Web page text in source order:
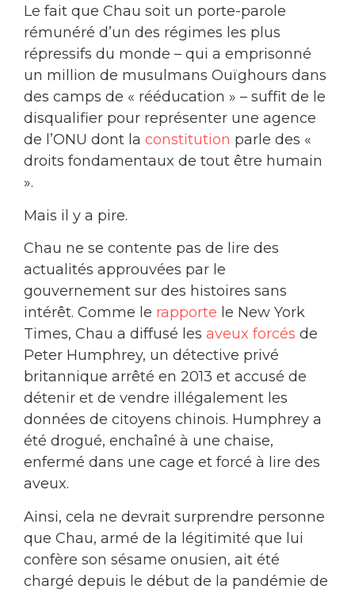
Le fait que Chau soit un porte-parole
rémunéré d’un des régimes les plus
répressifs du monde – qui a emprisonné
un million de musulmans Ouïghours dans
des camps de « rééducation » – suffit de le
disqualifier pour représenter une agence
de l’ONU dont la constitution parle des «
droits fondamentaux de tout être humain
».
Mais il y a pire.
Chau ne se contente pas de lire des
actualités approuvées par le
gouvernement sur des histoires sans
intérêt. Comme le rapporte le New York
Times, Chau a diffusé les aveux forcés de
Peter Humphrey, un détective privé
britannique arrêté en 2013 et accusé de
détenir et de vendre illégalement les
données de citoyens chinois. Humphrey a
été drogué, enchaîné à une chaise,
enfermé dans une cage et forcé à lire des
aveux.
Ainsi, cela ne devrait surprendre personne
que Chau, armé de la légitimité que lui
confère son sésame onusien, ait été
chargé depuis le début de la pandémie de